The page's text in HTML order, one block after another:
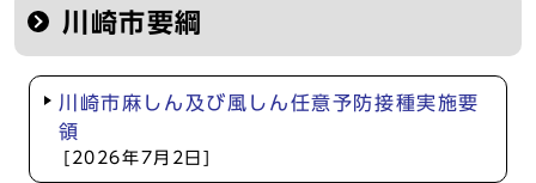
川崎市要綱
川崎市麻しん及び風しん任意予防接種実施要
領
[2026年7月2日]